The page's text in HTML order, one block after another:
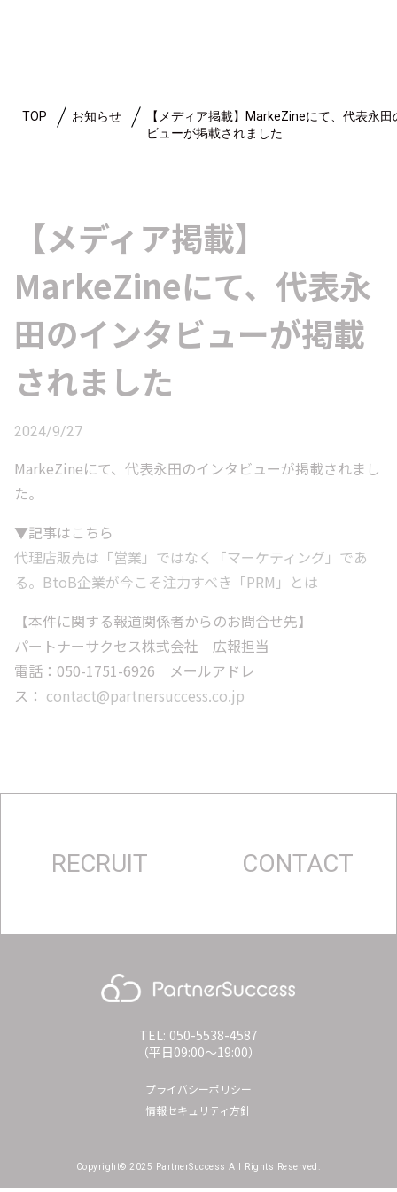
TOP お知らせ
【メディア掲載】MarkeZineにて、代表永田
ビューが掲載されました
【メディア掲載】
MarkeZineにて、代表永
田のインタビューが掲載
されました
2024/9/27
MarkeZineにて、代表永田のインタビューが掲載されまし
た。
▼記事はこちら
代理店販売は「営業」ではなく「マーケティング」であ
る。BtoB企業が今こそ注力すべき「PRM」とは
【本件に関する報道関係者からのお問合せ先】
パートナーサクセス株式会社 広報担当
電話：050-1751-6926 メールアドレ
ス： contact@partnersuccess.co.jp
RECRUIT CONTACT
TEL: 050-5538-4587
（平日09:00〜19:00）
プライバシーポリシー
情報セキュリティ方針
Copyright© 2025 PartnerSuccess All Rights Reserved.